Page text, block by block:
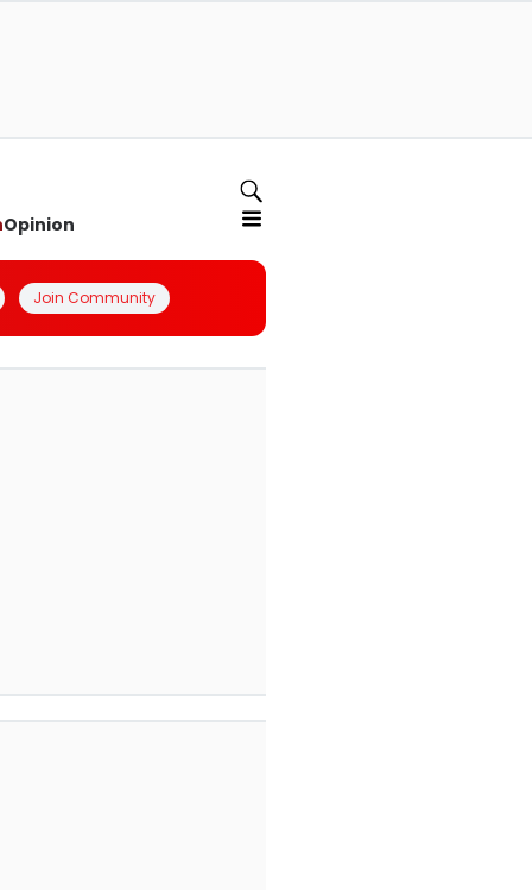
Opinion
Join Community